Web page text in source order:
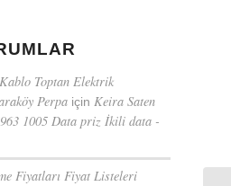
Toptan Elektrik
Perpa için Keira Saten
1005 Data priz İkili data -
Fiyatları Fiyat Listeleri